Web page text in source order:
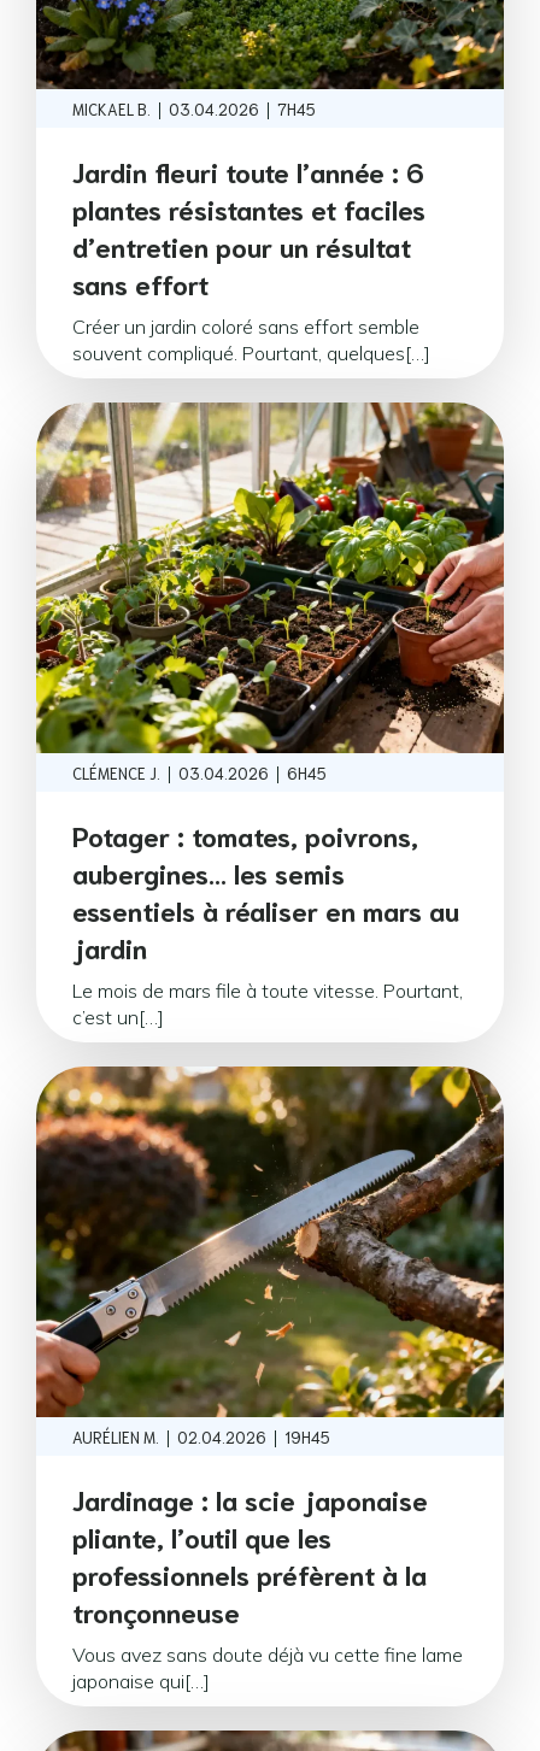
MICKAEL B. | 03.04.2026 | 7H45
Jardin fleuri toute l’année : 6
plantes résistantes et faciles
d’entretien pour un résultat
sans effort
Créer un jardin coloré sans effort semble
souvent compliqué. Pourtant, quelques[…]
CLÉMENCE J. | 03.04.2026 | 6H45
Potager : tomates, poivrons,
aubergines… les semis
essentiels à réaliser en mars au
jardin
Le mois de mars file à toute vitesse. Pourtant,
c’est un[…]
AURÉLIEN M. | 02.04.2026 | 19H45
Jardinage : la scie japonaise
pliante, l’outil que les
professionnels préfèrent à la
tronçonneuse
Vous avez sans doute déjà vu cette fine lame
japonaise qui[…]